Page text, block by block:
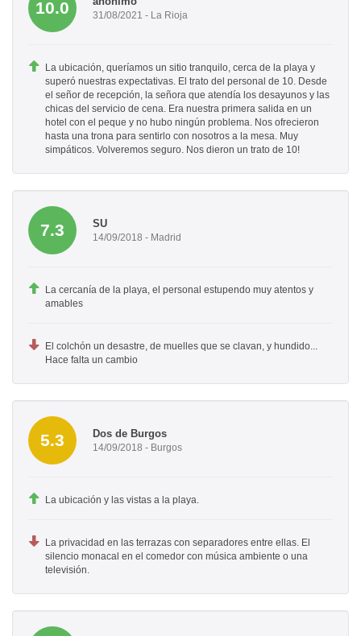
10.0 31/08/2021 - La Rioja
La ubicación, queríamos un sitio tranquilo, cerca de la playa y
superó nuestras expectativas. El trato del personal de 10. Desde
el señor de recepción, la señora que atendía los desayunos y las
chicas del servicio de cena. Era nuestra primera salida en un
hotel con el peque y no hubo ningún problema. Nos ofrecieron
hasta una trona para sentirlo con nosotros a la mesa. Muy
simpáticos. Volveremos seguro. Nos dieron un trato de 10!
7.3 SU
14/09/2018 - Madrid
La cercanía de la playa, el personal estupendo muy atentos y
amables
El colchón un desastre, de muelles que se clavan, y hundido...
Hace falta un cambio
5.3 Dos de Burgos
14/09/2018 - Burgos
La ubicación y las vistas a la playa.
La privacidad en las terrazas con separadores entre ellas. El
silencio monacal en el comedor con música ambiente o una
televisión.